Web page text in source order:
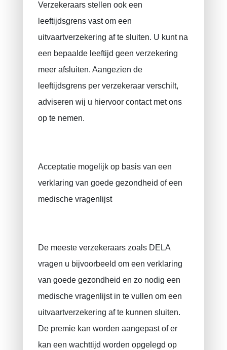
Verzekeraars stellen ook een
leeftijdsgrens vast om een ​​
uitvaartverzekering af te sluiten. U kunt na
een bepaalde leeftijd geen verzekering
meer afsluiten. Aangezien de
leeftijdsgrens per verzekeraar verschilt,
adviseren wij u hiervoor contact met ons
op te nemen.
Acceptatie mogelijk op basis van een
verklaring van goede gezondheid of een
medische vragenlijst
De meeste verzekeraars zoals DELA
vragen u bijvoorbeeld om een ​​verklaring
van goede gezondheid en zo nodig een
medische vragenlijst in te vullen om een ​​
uitvaartverzekering af te kunnen sluiten.
De premie kan worden aangepast of er
kan een wachttijd worden opgelegd op